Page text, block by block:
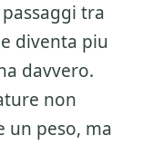
tra
diventa piu
davvero.
non
un peso, ma